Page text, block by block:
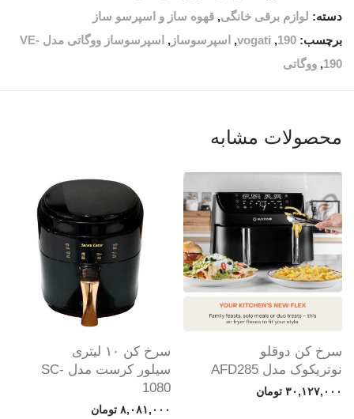
دسته: لوازم برقی خانگی, قهوه ساز و اسپرسو ساز
برچسب: 190
,
vogati
, اسپرسوساز ,
اسپرسوساز ووگاتی مدل VE-
190
, ووگاتی
محصولات مشابه
سرخ کن دوقلو
نوتریکوک مدل AFD285
۳۰,۱۲۷,۰۰۰ تومان
سرخ کن ۱۰ لیتری
سیلور کرست مدل SC-
1080
۸,۰۸۱,۰۰۰ تومان